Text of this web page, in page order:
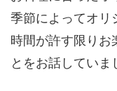
季節によってオリ
時間が許す限りお
とをお話していま